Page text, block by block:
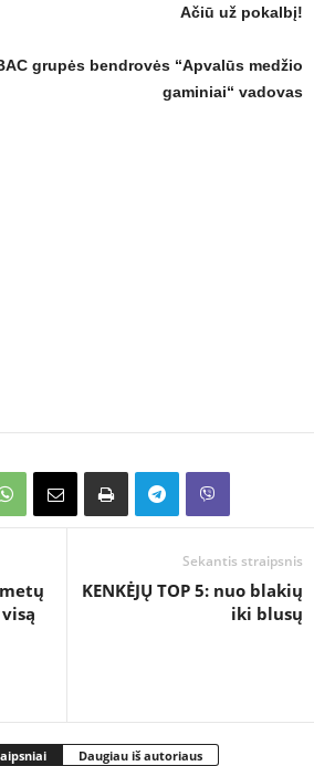
Ačiū už pokalbį!
grupės bendrovės “Apvalūs medžio
gaminiai“ vadovas
Sekantis straipsnis
KENKĖJŲ TOP 5: nuo blakių
iki blusų
Daugiau iš autoriaus